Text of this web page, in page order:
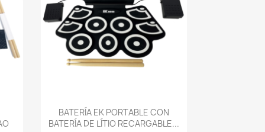
 Vista rápida
BATERÍA EK PORTABLE CON
BATERÍA DE LÍTIO RECARGABLE...